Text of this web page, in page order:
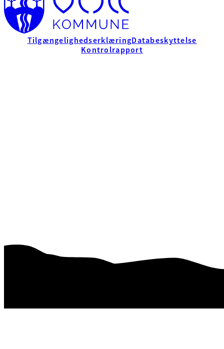
TilgængelighedserklæringDatabeskyttelse
Kontrolrapport